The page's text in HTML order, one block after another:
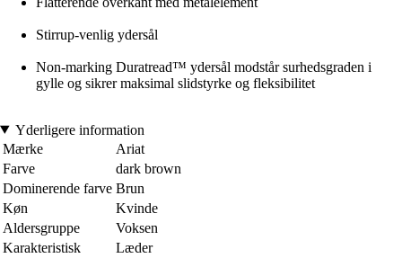
Stirrup-venlig ydersål
Non-marking Duratread™ ydersål modstår surhedsgraden i
gylle og sikrer maksimal slidstyrke og fleksibilitet
Yderligere information
Mærke
Ariat
Farve
dark brown
Dominerende farve Brun
Køn
Kvinde
Aldersgruppe
Voksen
Karakteristisk
Læder